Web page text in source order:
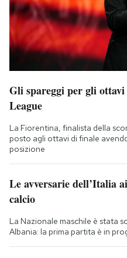
Gli spareggi per gli
League
La Fiorentina, finalista della
posto agli ottavi di finale
posizione
Le avversarie dell’Italia
calcio
La Nazionale maschile è stata
Albania: la prima partita è in